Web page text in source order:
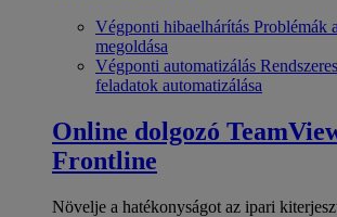
Végponti hibaelhárítás Problémák
megoldása
Végponti automatizálás
feladatok automatizálása
Online dolgozó
Frontline
Növelje a hatékonyságot az ipari